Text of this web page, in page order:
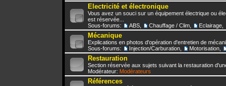
Electricité et électronique
Vous avez un souci sur un équipement électrique ou
est réservée...
Sous-forums:
ABS Chauffage / Clim Eclairage
Mécanique
Explications en photos d'opération d'entretien de
Sous-forums:
Injection/Carburation Motorisation
Restauration
Section réservée aux sujets suivant la restauration
Modérateur: Modérateurs
Références